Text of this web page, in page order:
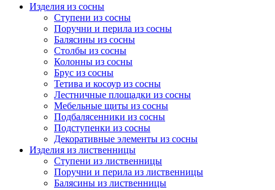
Изделия из сосны
Ступени из сосны
Поручни и перила из сосны
Балясины из сосны
Столбы из сосны
Колонны из сосны
Брус из сосны
Тетива и косоур из сосны
Лестничные площадки из сосны
Мебельные щиты из сосны
Подбалясенники из сосны
Подступенки из сосны
Декоративные элементы из сосны
Изделия из лиственницы
Ступени из лиственницы
Поручни и перила из лиственницы
Балясины из лиственницы